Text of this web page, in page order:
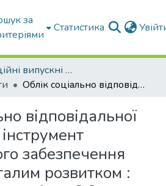
за
Статистика
Кваліфікаційні випускні роботи бакалаврів і магістрів
Облік соціально відповідальної діяльності як інструмент інформаційного забезпечення управління сталим розвитком : кваліфікаційна робота ОС «Магістр» : спец. 071 Облік і оподаткування ОПП «Облік і оподаткування»
відповідальної
забезпечення
розвитком :